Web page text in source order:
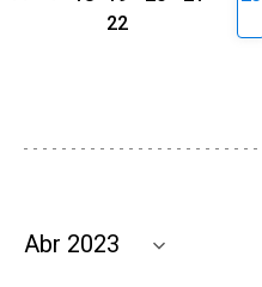
22